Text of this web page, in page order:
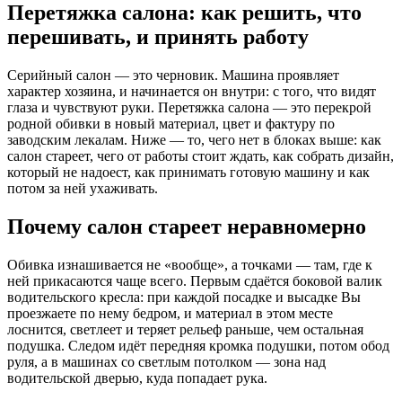
Перетяжка салона: как решить, что
перешивать, и принять работу
Серийный салон — это черновик. Машина проявляет
характер хозяина, и начинается он внутри: с того, что видят
глаза и чувствуют руки. Перетяжка салона — это перекрой
родной обивки в новый материал, цвет и фактуру по
заводским лекалам. Ниже — то, чего нет в блоках выше: как
салон стареет, чего от работы стоит ждать, как собрать дизайн,
который не надоест, как принимать готовую машину и как
потом за ней ухаживать.
Почему салон стареет неравномерно
Обивка изнашивается не «вообще», а точками — там, где к
ней прикасаются чаще всего. Первым сдаётся боковой валик
водительского кресла: при каждой посадке и высадке Вы
проезжаете по нему бедром, и материал в этом месте
лоснится, светлеет и теряет рельеф раньше, чем остальная
подушка. Следом идёт передняя кромка подушки, потом обод
руля, а в машинах со светлым потолком — зона над
водительской дверью, куда попадает рука.